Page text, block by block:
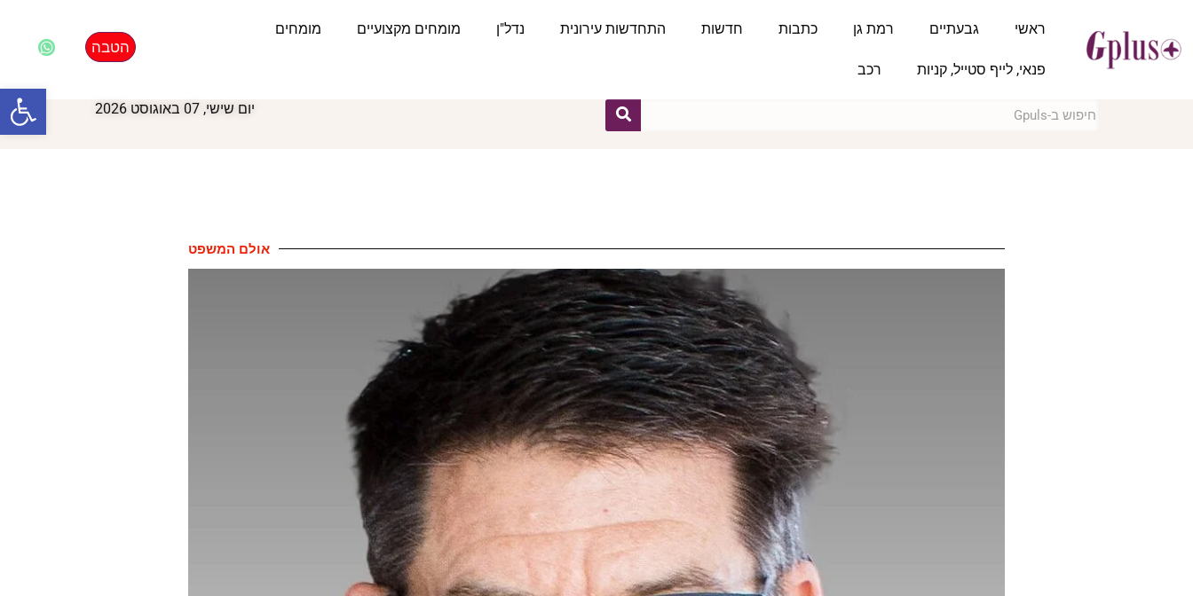
ראשי גבעתיים רמת גן כתבות חדשות התחדשות עירונית נדל"ן מומחים מקצועיים מומחים
פנאי, לייף סטייל, קניות רכב
הטבה
יום שישי, 07 באוגוסט 2026
אולם המשפט
פתח